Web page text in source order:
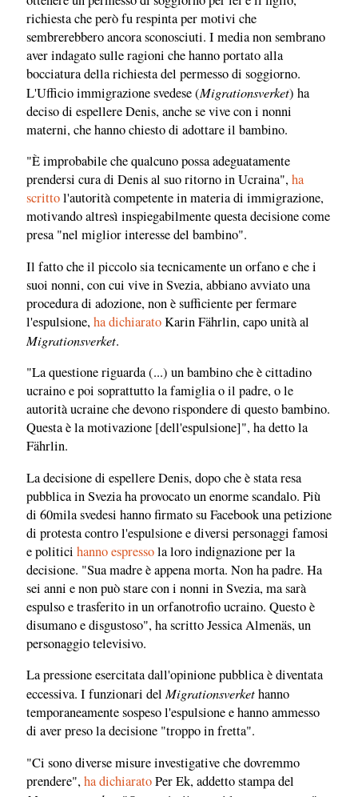
richiesta che però fu respinta per motivi che
sembrerebbero ancora sconosciuti. I media non sembrano
aver indagato sulle ragioni che hanno portato alla
bocciatura della richiesta del permesso di soggiorno.
L'Ufficio immigrazione svedese (Migrationsverket) ha
deciso di espellere Denis, anche se vive con i nonni
materni, che hanno chiesto di adottare il bambino.
"È improbabile che qualcuno possa adeguatamente
prendersi cura di Denis al suo ritorno in Ucraina",ha
scrittol'autorità competente in materia di immigrazione,
motivando altresì inspiegabilmente questa decisione come
presa "nel miglior interesse del bambino".
Il fatto che il piccolo sia tecnicamente un orfano e che i
suoi nonni, con cui vive in Svezia, abbiano avviato una
procedura di adozione, non è sufficiente per fermare
l'espulsione,ha dichiaratoKarin Fährlin, capo unità al
Migrationsverket.
"La questione riguarda (...) un bambino che è cittadino
ucraino e poi soprattutto la famiglia o il padre, o le
autorità ucraine che devono rispondere di questo bambino.
Questa è la motivazione [dell'espulsione]", ha detto la
Fährlin.
La decisione di espellere Denis, dopo che è stata resa
pubblica in Svezia ha provocato un enorme scandalo. Più
di 60mila svedesi hanno firmato su Facebook una petizione
di protesta contro l'espulsione e diversi personaggi famosi
e politici hanno espressola loro indignazione per la
decisione. "Sua madre è appena morta. Non ha padre. Ha
sei anni e non può stare con i nonni in Svezia, ma sarà
espulso e trasferito in un orfanotrofio ucraino. Questo è
disumano e disgustoso", ha scritto Jessica Almenäs, un
personaggio televisivo.
La pressione esercitata dall'opinione pubblica è diventata
eccessiva. I funzionari delMigrationsverkethanno
temporaneamente sospeso l'espulsione e hanno ammesso
di aver preso la decisione "troppo in fretta".
"Ci sono diverse misure investigative che dovremmo
prendere",ha dichiaratoPer Ek, addetto stampa del